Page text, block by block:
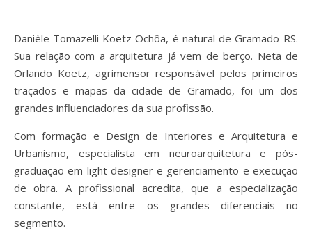
Danièle Tomazelli Koetz Ochôa, é natural de Gramado-RS.
Sua relação com a arquitetura já vem de berço. Neta de
Orlando Koetz, agrimensor responsável pelos primeiros
traçados e mapas da cidade de Gramado, foi um dos
grandes influenciadores da sua profissão.
Com formação e Design de Interiores e Arquitetura e
Urbanismo, especialista em neuroarquitetura e pós-
graduação em light designer e gerenciamento e execução
de obra. A profissional acredita, que a especialização
constante, está entre os grandes diferenciais no
segmento.